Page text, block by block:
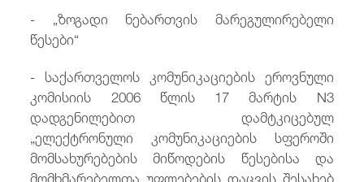
- „ზოგადი ნებართვის მარეგულირებელი
წესები“
- საქართველოს კომუნიკაციების ეროვნული
კომისიის 2006 წლის 17 მარტის N3
დადგენილებით დამტკიცებულ
„ელექტრონული კომუნიკაციების სფეროში
მომსახურებების მიწოდების წესებისა და
მომხმარებელთა უფლებების დაცვის შესახებ